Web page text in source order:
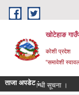
Skip to main content
खोटेहाङ
कोशी प्रदेश
“समावेशी
ताजा अपडेट :
हुने सम्बन्धी सूचना ।